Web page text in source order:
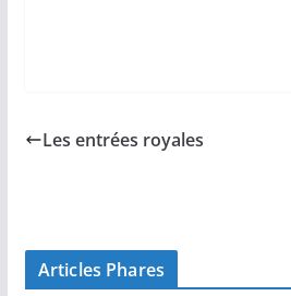
Les entrées royales
Articles Phares